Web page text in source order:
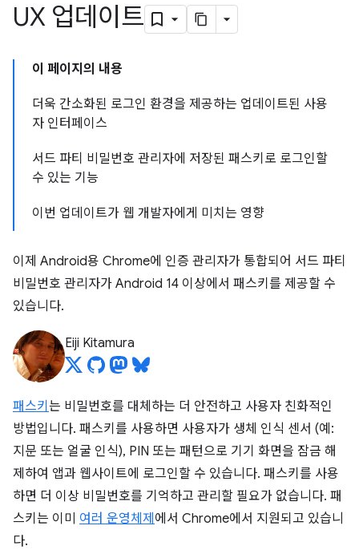
UX 업데이트
이 페이지의 내용
더욱 간소화된 로그인 환경을 제공하는 업데이트된 사용
자 인터페이스
서드 파티 비밀번호 관리자에 저장된 패스키로 로그인할
수 있는 기능
이번 업데이트가 웹 개발자에게 미치는 영향
이제 Android용 Chrome에 인증 관리자가 통합되어 서드 파티
비밀번호 관리자가 Android 14 이상에서 패스키를 제공할 수
있습니다.
Eiji Kitamura
패스키 는 비밀번호를 대체하는 더 안전하고 사용자 친화적인
방법입니다. 패스키를 사용하면 사용자가 생체 인식 센서 (예:
지문 또는 얼굴 인식), PIN 또는 패턴으로 기기 화면을 잠금 해
제하여 앱과 웹사이트에 로그인할 수 있습니다. 패스키를 사용
하면 더 이상 비밀번호를 기억하고 관리할 필요가 없습니다. 패
스키는 이미 여러 운영체제 에서 Chrome에서 지원되고 있습니
다.